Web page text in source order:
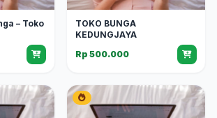
– Toko
TOKO BUNGA
KEDUNGJAYA
Rp 500.000